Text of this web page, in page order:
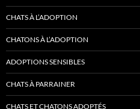
CHATS À L’ADOPTION
CHATONS À L’ADOPTION
ADOPTIONS SENSIBLES
CHATS À PARRAINER
CHATS ET CHATONS ADOPTÉS